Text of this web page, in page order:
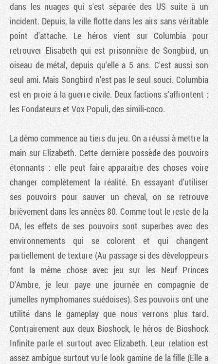
dans les nuages qui s'est séparée des US suite à un
incident. Depuis, la ville flotte dans les airs sans véritable
point d'attache. Le héros vient sur Columbia pour
retrouver Elisabeth qui est prisonnière de Songbird, un
oiseau de métal, depuis qu'elle a 5 ans. C'est aussi son
seul ami. Mais Songbird n'est pas le seul souci. Columbia
est en proie à la guerre civile. Deux factions s'affrontent :
les Fondateurs et Vox Populi, des simili-coco.
La démo commence au tiers du jeu. On a réussi à mettre la
main sur Elizabeth. Cette dernière possède des pouvoirs
étonnants : elle peut faire apparaitre des choses voire
changer complètement la réalité. En essayant d'utiliser
ses pouvoirs pour sauver un cheval, on se retrouve
brièvement dans les années 80. Comme tout le reste de la
DA, les effets de ses pouvoirs sont superbes avec des
environnements qui se colorent et qui changent
partiellement de texture (Au passage si des développeurs
font la même chose avec jeu sur les Neuf Princes
D'Ambre, je leur paye une journée en compagnie de
jumelles nymphomanes suédoises). Ses pouvoirs ont une
utilité dans le gameplay que nous verrons plus tard.
Contrairement aux deux Bioshock, le héros de Bioshock
Infinite parle et surtout avec Elizabeth. Leur relation est
assez ambigue surtout vu le look gamine de la fille (Elle a